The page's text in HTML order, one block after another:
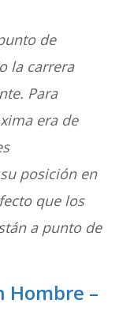
de
la carrera
Para
era de
posición en
que los
a punto de
Hombre –